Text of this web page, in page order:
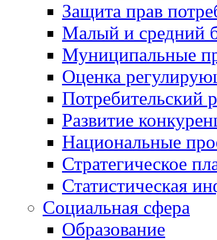
Защита прав
Малый и средний
Муниципальные
Оценка
Потребительский
Развитие
Национальные
Стратегическое
Статистическая
Социальная сфера
Образование